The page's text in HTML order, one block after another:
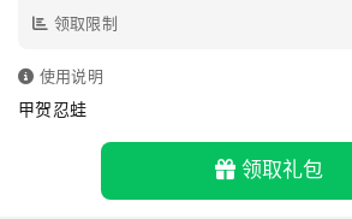
领取限制
使用说明
甲贺忍蛙
领取礼包